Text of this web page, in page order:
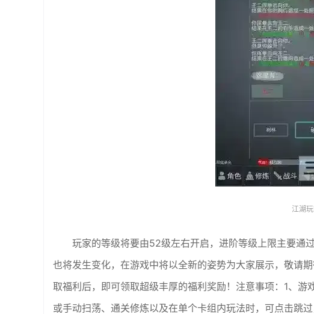
江湖
玩家的等级将要由52级左右开启，进阶等级上限主要通
也将发生变化，在游戏中将以全新的姿势为大家展示，敬请
取福利后，即可领取超级丰厚的福利奖励！注意事项：1、
或手动扫荡、通关修炼以及在单个卡组内玩法时，可点击跳